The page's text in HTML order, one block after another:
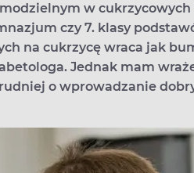
w
czy 7. klasy
na cukrzycę wraca jak
Jednak mam
o wprowadzanie